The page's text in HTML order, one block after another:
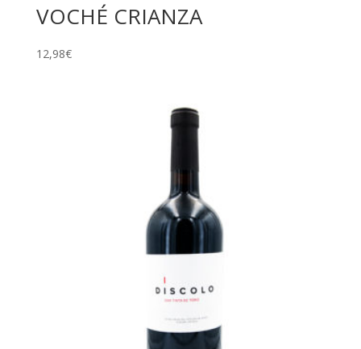
VOCHÉ CRIANZA
12,98€